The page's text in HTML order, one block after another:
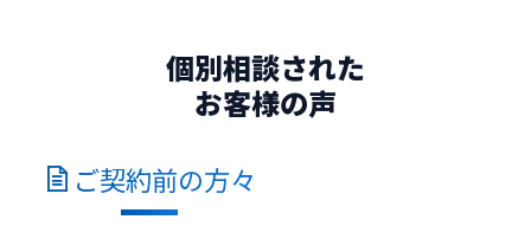
個別相談された
お客様の声
ご契約前の方々